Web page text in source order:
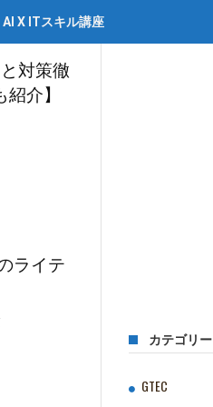
AI X ITスキル講座
対策徹
介】
ライテ
カテゴリー
GTEC